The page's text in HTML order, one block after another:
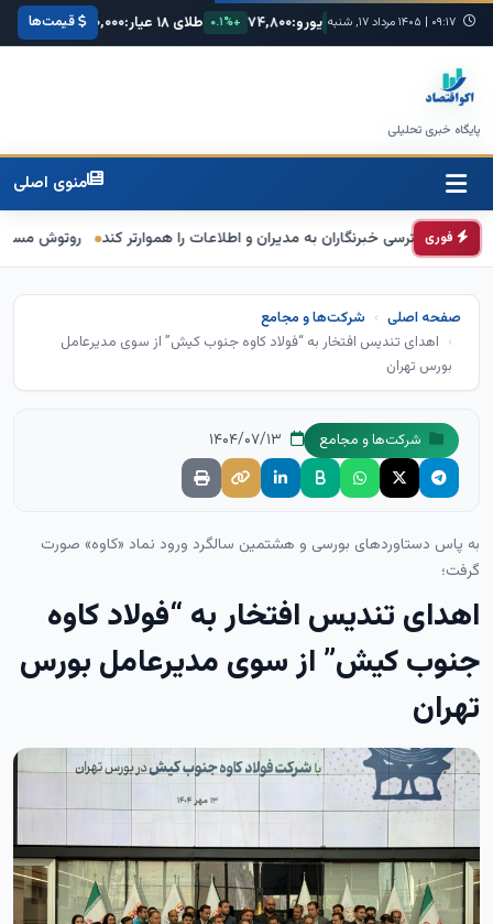
۰۹:۱۷ | ۱۴۰۵ مرداد ۱۷, شنبه۶۸,۴۲۰ +۰.۳% یورو:۷۴,۸۰۰ +۰.۱% طلای ۱۸ عیار: ۳,۸۵۰,۰۰۰ سکه
قیمت‌ها
پایگاه خبری تحلیلی
منوی اصلی
فوری
خبرنگاران به مدیران و اطلاعات را هموارتر کند روتوش مسکن دولتی
صفحه اصلی
شرکت‌ها و مجامع
اهدای تندیس افتخار به “فولاد کاوه جنوب کیش” از سوی مدیرعامل
بورس تهران
شرکت‌ها و مجامع
به پاس دستاوردهای بورسی و هشتمین سالگرد ورود نماد «کاوه» صورت
گرفت؛
اهدای تندیس افتخار به “فولاد کاوه
جنوب کیش” از سوی مدیرعامل بورس
تهران